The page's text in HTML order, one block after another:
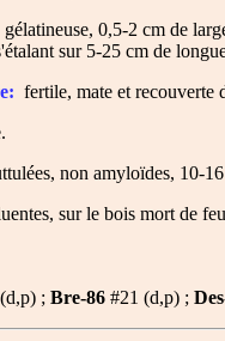
gélatineuse, 0,5-2 cm de
sur 5-25 cm de
fertile, mate et recouverte
non amyloïdes, 10-
sur le bois mort de
; Bre-86 #21 (d,p) ;